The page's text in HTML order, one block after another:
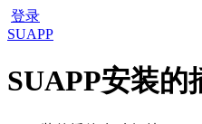
登录
SUAPP
SUAPP安装的